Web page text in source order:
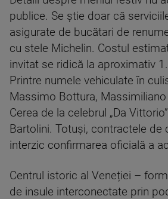
publice. Se știe doar că
asigurate de bucătari de
cu stele Michelin. Costul
invitat se ridică la aproximativ
Printre numele vehiculate în
Massimo Bottura,
Cerea de la celebrul „Da
Bartolini. Totuși, contractele de
interzic confirmarea oficială a
Centrul istoric al Veneției –
de insule interconectate prin